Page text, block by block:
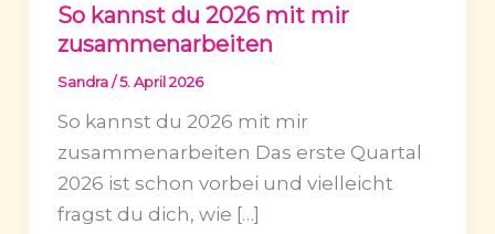
So kannst du 2026 mit mir
zusammenarbeiten
Sandra/5. April 2026
So kannst du 2026 mit mir
zusammenarbeiten Das erste Quartal
2026 ist schon vorbei und vielleicht
fragst du dich, wie […]